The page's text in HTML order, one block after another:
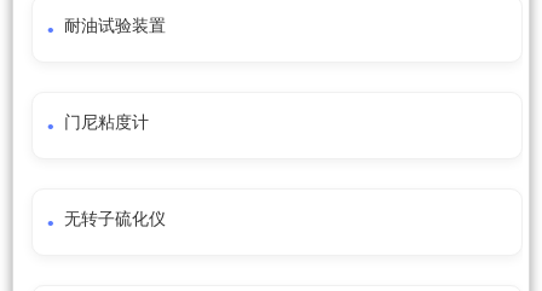
耐油试验装置
门尼粘度计
无转子硫化仪